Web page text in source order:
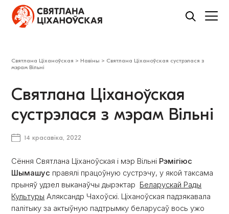
Святлана Ціханоўская > Навіны > Святлана Ціханоўская сустрэлася з
мэрам Вільні
Святлана Ціханоўская
сустрэлася з мэрам Вільні
14 красавіка, 2022
Сёння Святлана Ціханоўская і мэр Вільні Рэмігіюс
Шымашус правялі працоўную сустрэчу, у якой таксама
прыняў удзел выканаўчы дырэктар Беларускай Рады
Культуры Аляксандр Чахоўскі. Ціханоўская падзякавала
палітыку за актыўную падтрымку беларусаў вось ужо